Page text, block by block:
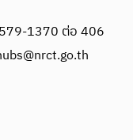
1370 ต่อ 406